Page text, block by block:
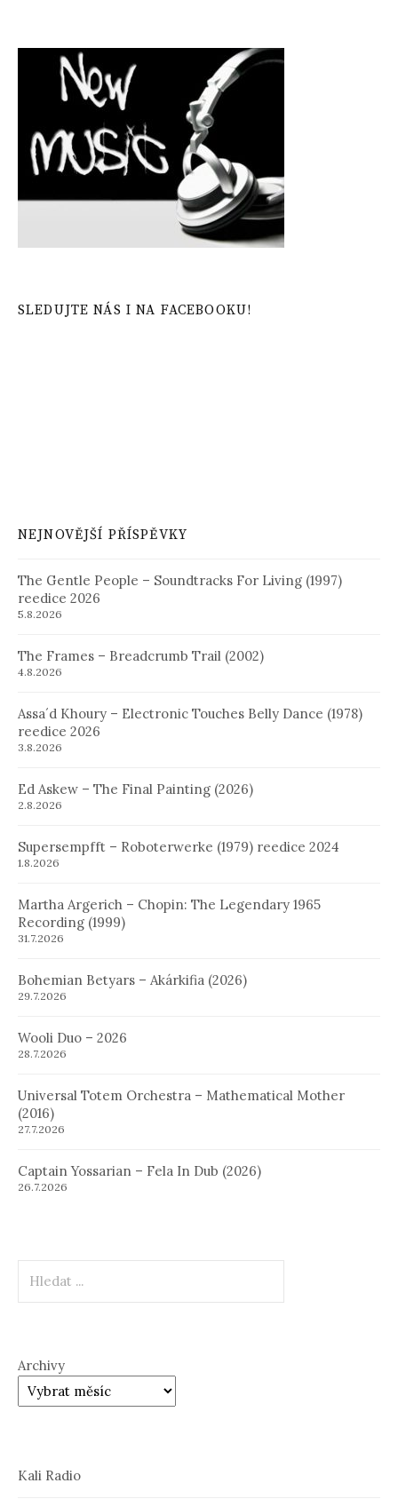
SLEDUJTE NÁS I NA FACEBOOKU!
NEJNOVĚJŠÍ PŘÍSPĚVKY
The Gentle People – Soundtracks For Living (1997)
reedice 2026
5.8.2026
The Frames – Breadcrumb Trail (2002)
4.8.2026
Assa´d Khoury – Electronic Touches Belly Dance (1978)
reedice 2026
3.8.2026
Ed Askew – The Final Painting (2026)
2.8.2026
Supersempfft – Roboterwerke (1979) reedice 2024
1.8.2026
Martha Argerich – Chopin: The Legendary 1965
Recording (1999)
31.7.2026
Bohemian Betyars – Akárkifia (2026)
29.7.2026
Wooli Duo – 2026
28.7.2026
Universal Totem Orchestra – Mathematical Mother
(2016)
27.7.2026
Captain Yossarian – Fela In Dub (2026)
26.7.2026
Archivy
Kali Radio